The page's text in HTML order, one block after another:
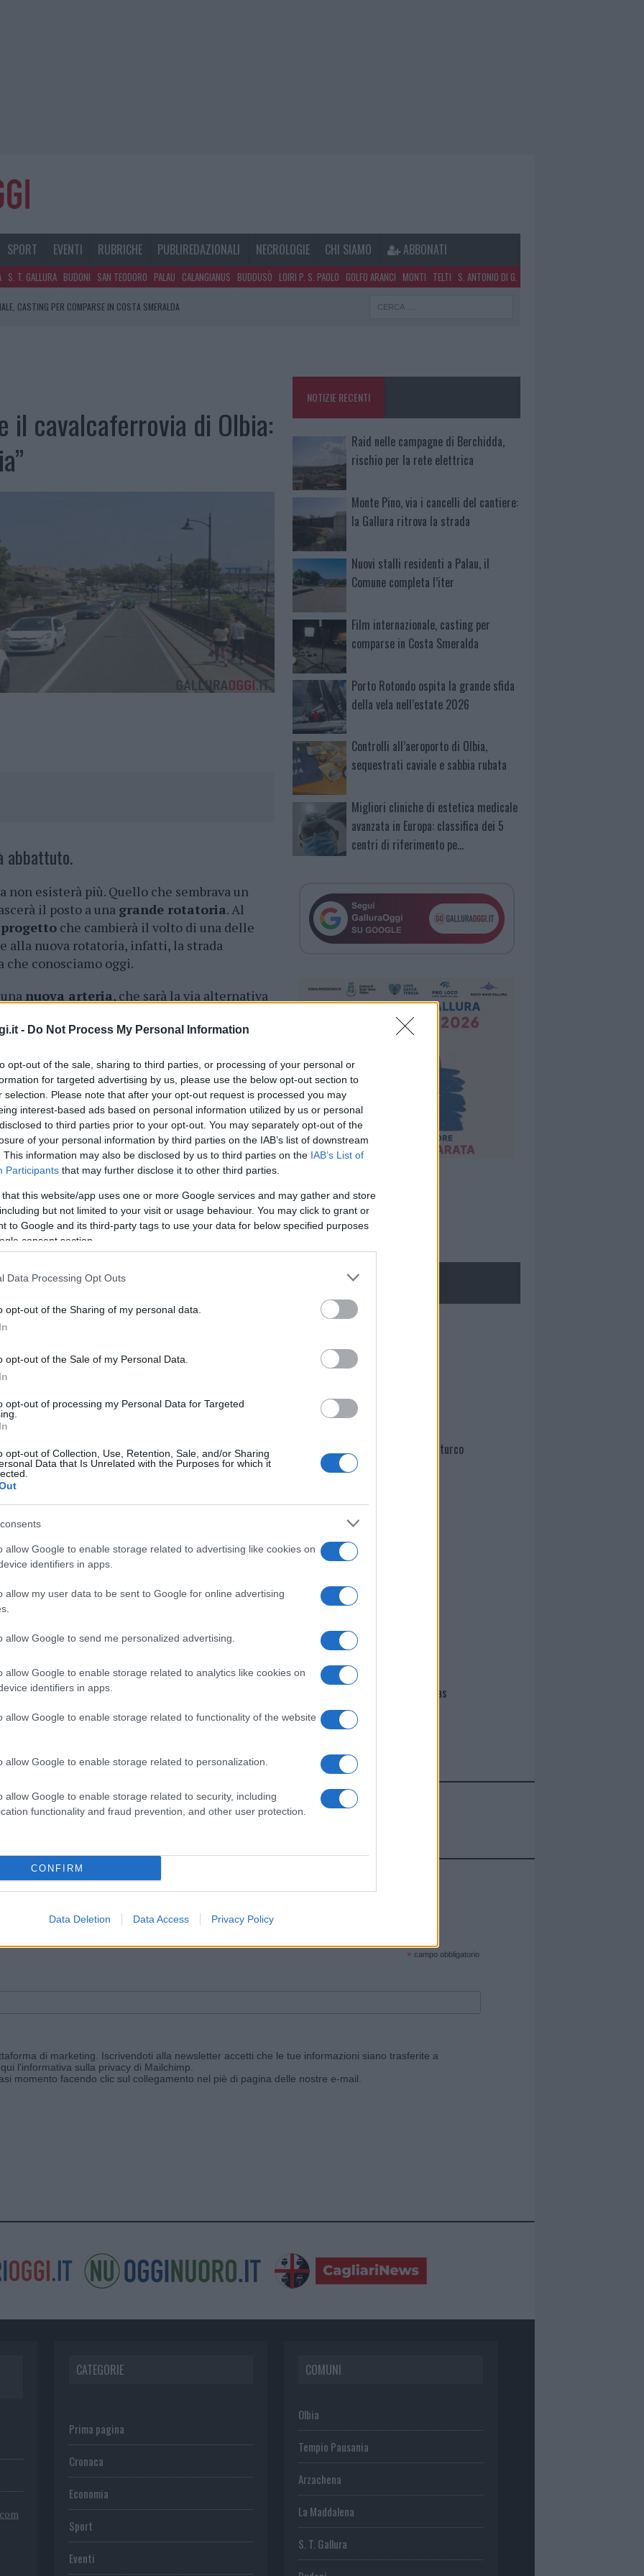
- Do Not Process My Personal Information
opt-out of the sale, sharing to third parties, or processing of your personal or
for targeted advertising by us, please use the below opt-out section to
selection. Please note that after your opt-out request is processed you may
interest-based ads based on personal information utilized by us or personal
to third parties prior to your opt-out. You may separately opt-out of the
of your personal information by third parties on the IAB’s list of downstream
This information may also be disclosed by us to third parties on the IAB’s List of
Participants that may further disclose it to other third parties.
that this website/app uses one or more Google services and may gather and store
but not limited to your visit or usage behaviour. You may click to grant or
to Google and its third-party tags to use your data for below specified purposes
consent section.
Data Processing Opt Outs
opt-out of the Sharing of my personal data.
opt-out of the Sale of my Personal Data.
opt-out of processing my Personal Data for Targeted
opt-out of Collection, Use, Retention, Sale, and/or Sharing
Data that Is Unrelated with the Purposes for which it
allow Google to enable storage related to advertising like cookies on
identifiers in apps.
allow my user data to be sent to Google for online advertising
allow Google to send me personalized advertising.
allow Google to enable storage related to analytics like cookies on
identifiers in apps.
allow Google to enable storage related to functionality of the website
allow Google to enable storage related to personalization.
allow Google to enable storage related to security, including
functionality and fraud prevention, and other user protection.
CONFIRM
Data Deletion Data Access Privacy Policy
SPORT EVENTI RUBRICHE PUBLIREDAZIONALI NECROLOGIE CHI SIAMO ABBONATI
S. T. GALLURA BUDONI SAN TEODORO PALAU CALANGIANUS BUDDUSÒ LOIRI P. S. PAOLO GOLFO ARANCI MONTI TELTI S. ANTONIO DI G.
CASTING PER COMPARSE IN COSTA SMERALDA
il cavalcaferrovia di Olbia:
abbattuto.
non esisterà più. Quello che sembrava un
il posto a una grande rotatoria. Al
che cambierà il volto di una delle
alla nuova rotatoria, infatti, la strada
conosciamo oggi.
nuova arteria, che sarà la via alternativa
arteria di viale Aldo Moro.
Olbia Settimo Nizzi. ”Senza il passaggio in
arrivare alla determinazione forse dell’opera
della nostra città –ha detto il sindaco
tra viale Aldo Moro- via D’Annunzio – dei
messa in sicurezza dei due ponti e
opere di Olbia e le sue acque si realizzerà
al vecchio stabile della Asl dove oggi c’è il
difficoltà. Sarà un’opera straordinaria.
e si passerà tramite una rotatoria, si
industriale con un sottopasso verso la
alla rotatoria l’altro ramo andrà alla
viale Aldo Moro. Con questo progetto
la nostra città”. La delibera passa ed è
un astenuto.
cliccando qui
nella sezione
dal menù del sito o
Di Olbia
Consiglio Comunale Olbia
Olbia Notizie
Prossimo articolo
NOTIZIE RECENTI
Raid nelle campagne di Berchidda,
rischio per la rete elettrica
Monte Pino, via i cancelli del cantiere:
la Gallura ritrova la strada
Nuovi stalli residenti a Palau, il
Comune completa l’iter
Film internazionale, casting per
comparse in Costa Smeralda
Porto Rotondo ospita la grande sfida
della vela nell’estate 2026
Controlli all’aeroporto di Olbia,
sequestrati caviale e sabbia rubata
Migliori cliniche di estetica medicale
avanzata in Europa: classifica dei 5
centri di riferimento pe…
NECROLOGIE
Martina Agostina Diturco
I nostri cari
I nostri cari
Giovannimaria Cabras
Invia un Comunicato Stampa|Pubblicità|Segnala
e ricevi le nostre email periodiche contenenti le ultime notizie pubblicate sul sito web!
* campo obbligatorio
di marketing. Iscrivendoti alla newsletter accetti che le tue informazioni siano trasferite a
l'informativa sulla privacy di Mailchimp
momento facendo clic sul collegamento nel piè di pagina delle nostre e-mail.
CATEGORIE
Prima pagina
Cronaca
Economia
Sport
Eventi
COMUNI
Olbia
Tempio Pausania
Arzachena
La Maddalena
S. T. Gallura